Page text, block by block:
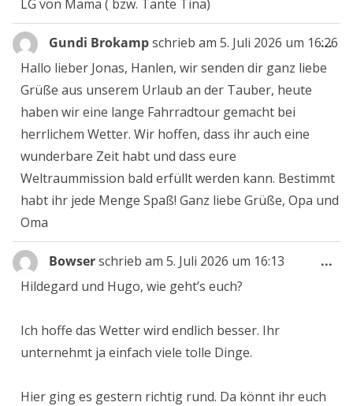
LG von Mama ( bzw. Tante Tina)
Gundi Brokampschrieb am 5. Juli 2026 um 16:26
Hallo lieber Jonas, Hanlen, wir senden dir ganz liebe
Grüße aus unserem Urlaub an der Tauber, heute
haben wir eine lange Fahrradtour gemacht bei
herrlichem Wetter. Wir hoffen, dass ihr auch eine
wunderbare Zeit habt und dass eure
Weltraummission bald erfüllt werden kann. Bestimmt
habt ihr jede Menge Spaß! Ganz liebe Grüße, Opa und
Oma
...
Bowserschrieb am 5. Juli 2026 um 16:13
Hildegard und Hugo, wie geht’s euch?
Ich hoffe das Wetter wird endlich besser. Ihr
unternehmt ja einfach viele tolle Dinge.
Hier ging es gestern richtig rund. Da könnt ihr euch
...